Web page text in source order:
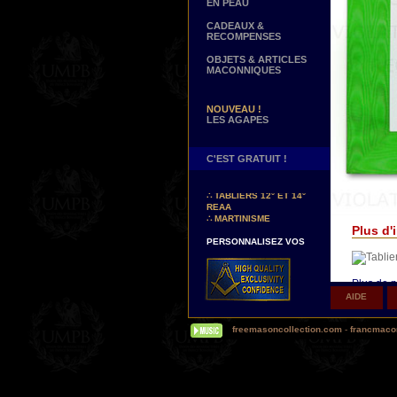
REAA
∴MARTINISME
DECORS
VOTRE NOM BRODE A LA
MAIN SUR VOTRE
TABLIER, VORE CORDON
OU VOTRE SAUTOIR
NOUVELLE PAGE !
∴TEMOIGNAGES
CLIENTS
EN PEAU
CADEAUX &
RECOMPENSES
OBJETS & ARTICLES
MACONNIQUES
NOUVEAU !
LES AGAPES
C'EST GRATUIT !
AIDE
freemasoncollection.com -
Plus
Plus de
ΔNos
autrefois.